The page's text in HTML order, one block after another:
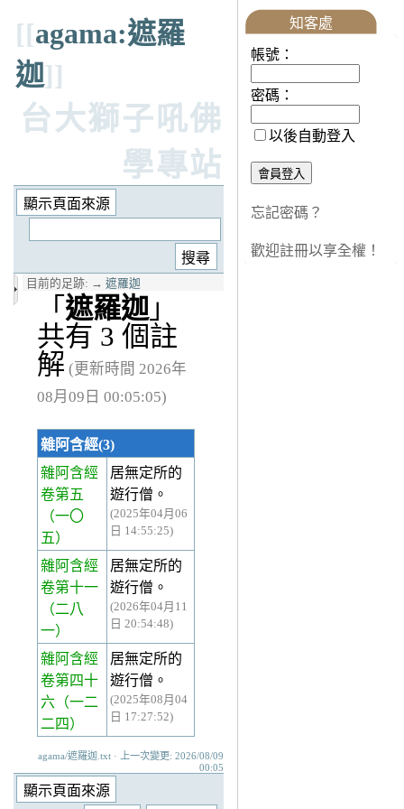
[[agama:遮羅
迦]]
台大獅子吼佛
學專站
目前的足跡: → 遮羅迦
「 遮羅迦 」
共有 3 個註
解 (更新時間 2026年
08月09日 00:05:05)
雜阿含經(3)
雜阿含經
卷第五
（一〇
五）
居無定所的
遊行僧。
(2025年04月06
日 14:55:25)
雜阿含經
卷第十一
（二八
一）
居無定所的
遊行僧。
(2026年04月11
日 20:54:48)
雜阿含經
卷第四十
六 （一二
二四）
居無定所的
遊行僧。
(2025年08月04
日 17:27:52)
agama/遮羅迦.txt · 上一次變更: 2026/08/09
00:05
知客處
帳號：
密碼：
以後自動登入
忘記密碼？
歡迎註冊以享全權！